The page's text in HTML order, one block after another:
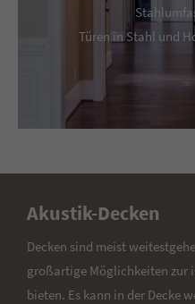
Türen in Stahl und
Akustik-Decken
Decken sind meist
großartige Möglichkeiten zur
bieten. Es kann in der Decke